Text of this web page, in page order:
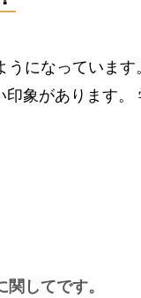
になっています
象があります。
してです。